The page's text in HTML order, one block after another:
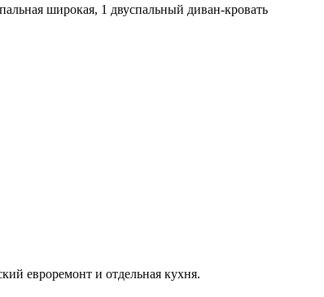
широкая, 1 двуспальный диван-кровать
евроремонт и отдельная кухня.